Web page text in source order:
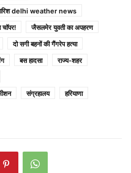
बारिश delhi weather news
चॉपर!
जैसलमेर युवती का अपहरण
दो सगी बहनों की गैंगरेप हत्या
बस हादसा
राज्य-शहर
संग्रहालय
हरियाणा